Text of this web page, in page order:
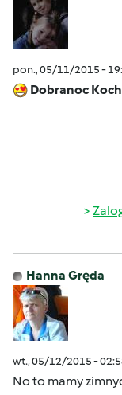
pon., 05/11/2015 -
Dobranoc
Hanna Gręda
wt., 05/12/2015 -
No to mamy